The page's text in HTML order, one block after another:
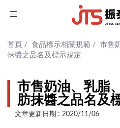
Toggle
首頁 / 食品標示相關規範 / 市售
抹醬之品名及標示規定
市售奶油、乳脂
肪抹醬之品名及
文章更新日期 : 2020/11/06